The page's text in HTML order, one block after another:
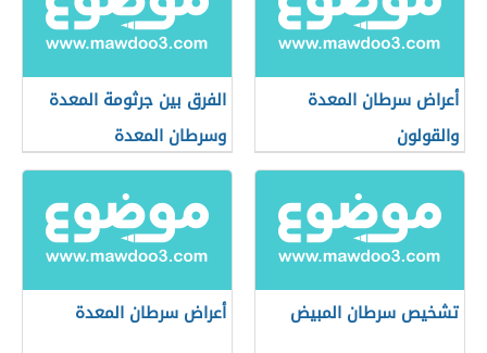
أعراض سرطان المعدة
والقولون
الفرق بين جرثومة المعدة
وسرطان المعدة
تشخيص سرطان المبيض أعراض سرطان المعدة